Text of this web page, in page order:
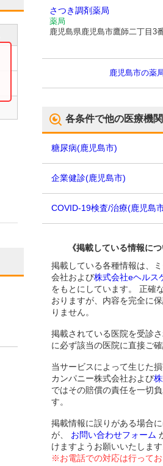
さつき調剤薬局
薬局
鹿児島県鹿児島市鷹師二丁目3
鹿児島市の薬
各条件で他の医療機
糖尿病(鹿児島市)
企業健診(鹿児島市)
COVID-19検査/治療(鹿児島
《掲載している情報に
掲載している各種情報は、
会社および株式会社eヘルス
をもとにしています。 正確
おりますが、内容を完全に
りません。
掲載されている医院を受診
に必ず該当の医院に直接ご確
当サービスによって生じた
カンパニー株式会社および
ではその賠償の責任を一切
す。
掲載情報に誤りがある場合
が、
お問い合わせフォーム
けますようお願いいたします
※お電話での対応は行って